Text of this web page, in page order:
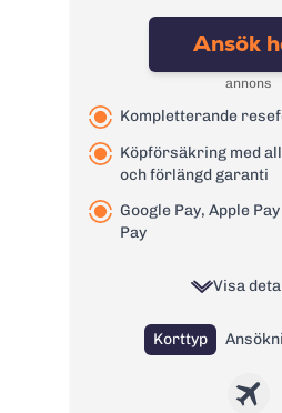
Kontantuttagsavgif
0 kr
29 kr
Valutapåslag:
Påminnelseavgift:
60
gift:
125
Ansök
annons
Kompletterande
Köpförsäkring med
och förlängd garanti
Google Pay, Apple
Pay
Visa
Korttyp